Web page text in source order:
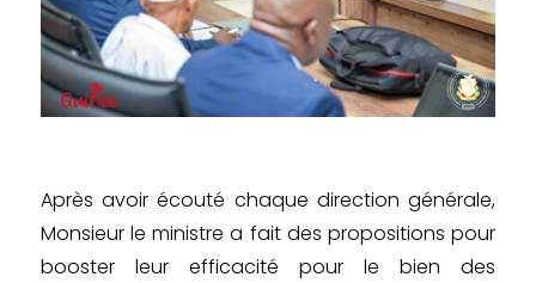
Après avoir écouté chaque direction générale,
Monsieur le ministre a fait des propositions pour
booster leur efficacité pour le bien des